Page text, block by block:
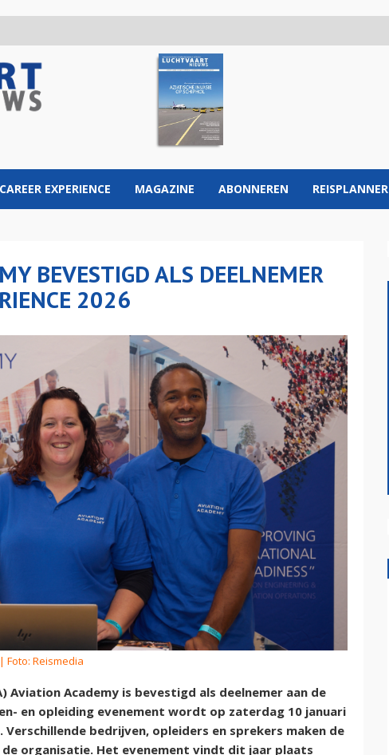
CAREER EXPERIENCE MAGAZINE ABONNEREN REISPLANNER
BEVESTIGD ALS DEELNEMER
2026
| Foto: Reismedia
Aviation Academy is bevestigd als deelnemer aan de
en opleiding evenement wordt op zaterdag 10 januari
bedrijven, opleiders en sprekers maken de
de organisatie. Het evenement vindt dit jaar plaats